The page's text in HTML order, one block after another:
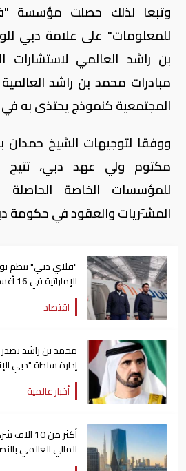
وتبعا لذلك حصلت مؤسسة
للمعلومات" على علامة دبي
بن راشد العالمي لاستشارات
مبادرات محمد بن راشد
المجتمعية كنموذج يحتذى به
ووفقا لتوجيهات الشيخ
مكتوم ولي عهد دبي،
للمؤسسات الخاصة الحاصلة
المشتريات والعقود في حكومة
"فلاي دبي" تنظم
الإماراتية في 16 أغسطس
اقتصاد
محمد بن راشد
إدارة سلطة "دبي
أخبار عالمية
أكثر من
المالي العالمي